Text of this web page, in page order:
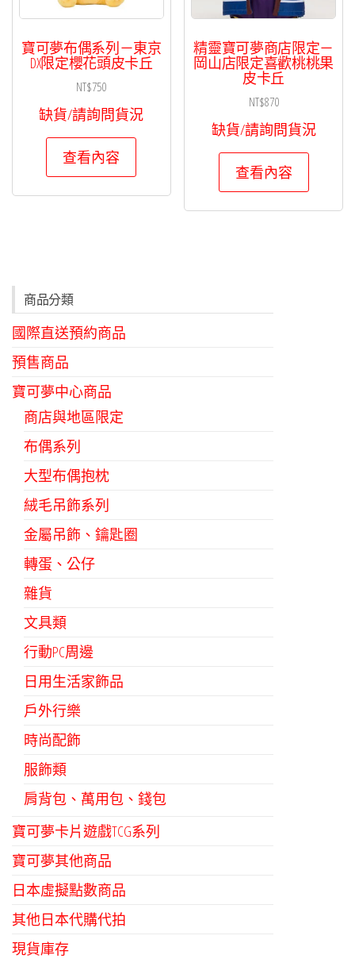
寶可夢布偶系列－東京
DX限定櫻花頭皮卡丘
NT$750
缺貨/請詢問貨況
查看內容
精靈寶可夢商店限定－
岡山店限定喜歡桃桃果
皮卡丘
NT$870
缺貨/請詢問貨況
查看內容
商品分類
國際直送預約商品
預售商品
寶可夢中心商品
商店與地區限定
布偶系列
大型布偶抱枕
絨毛吊飾系列
金屬吊飾、鑰匙圈
轉蛋、公仔
雜貨
文具類
行動PC周邊
日用生活家飾品
戶外行樂
時尚配飾
服飾類
肩背包、萬用包、錢包
寶可夢卡片遊戲TCG系列
寶可夢其他商品
日本虛擬點數商品
其他日本代購代拍
現貨庫存